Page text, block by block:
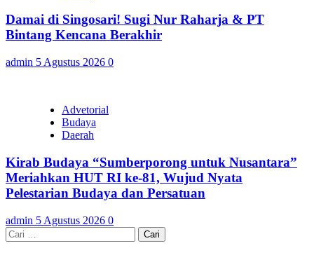
Damai di Singosari! Sugi Nur Raharja & PT
Bintang Kencana Berakhir
admin 5 Agustus 2026 0
Advetorial
Budaya
Daerah
Kirab Budaya “Sumberporong untuk Nusantara”
Meriahkan HUT RI ke-81, Wujud Nyata
Pelestarian Budaya dan Persatuan
admin 5 Agustus 2026 0
Cari
untuk: